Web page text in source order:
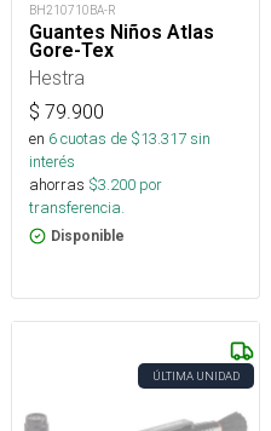
BH210710BA-R
Guantes Niños Atlas
Gore-Tex
Hestra
$ 79.900
en 6cuotas de $13.317sin
interés
ahorras $3.200 por
transferencia.
Disponible
ÚLTIMA UNIDAD